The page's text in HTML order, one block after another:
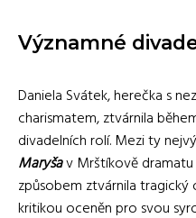
Významné
Daniela Svátek, herečka s
charismatem, ztvárnila
divadelních rolí. Mezi ty
Maryšav Mrštíkově dramatu
způsobem ztvárnila tragický
kritikou oceněn pro svou